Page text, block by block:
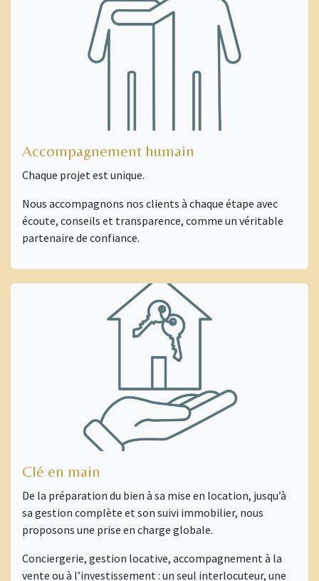
Accompagnement humain
Chaque projet est unique.
Nous accompagnons nos clients à chaque étape avec
écoute, conseils et transparence, comme un véritable
partenaire de confiance.
Clé en main
De la préparation du bien à sa mise en location, jusqu’à
sa gestion complète et son suivi immobilier, nous
proposons une prise en charge globale.
Conciergerie, gestion locative, accompagnement à la
vente ou à l’investissement : un seul interlocuteur, une